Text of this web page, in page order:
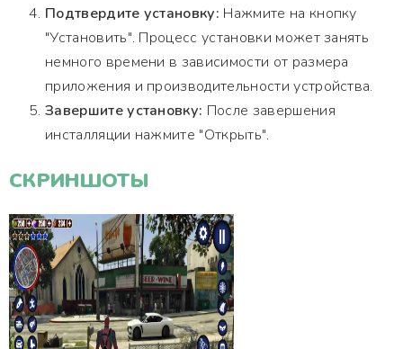
Подтвердите установку: Нажмите на кнопку
"Установить". Процесс установки может занять
немного времени в зависимости от размера
приложения и производительности устройства.
Завершите установку: После завершения
инсталляции нажмите "Открыть".
СКРИНШОТЫ